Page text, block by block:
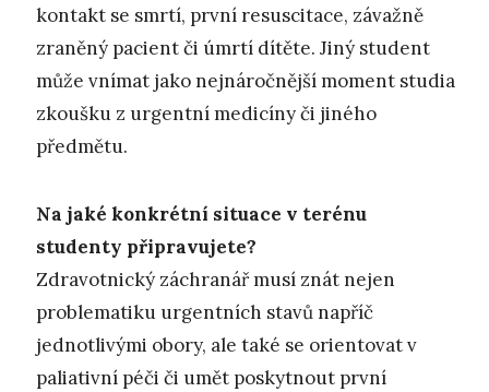
kontakt se smrtí, první resuscitace, závažně
zraněný pacient či úmrtí dítěte. Jiný student
může vnímat jako nejnáročnější moment studia
zkoušku z urgentní medicíny či jiného
předmětu.
Na jaké konkrétní situace v terénu
studenty připravujete?
Zdravotnický záchranář musí znát nejen
problematiku urgentních stavů napříč
jednotlivými obory, ale také se orientovat v
paliativní péči či umět poskytnout první